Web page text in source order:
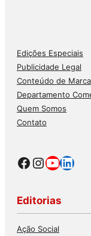
Edições Especiais
Publicidade Legal
Conteúdo de Marca
Departamento
Quem Somos
Contato
Facebook
Instagram
Editorias
Ação Social